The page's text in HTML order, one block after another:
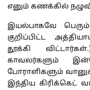
எனும் கணக்கில்
இயல்பாகவே
குறிப்பிட்ட
தூக்கி
காவலர்களும்
போராளிகளும்
இந்திய கிரிக்கெட்